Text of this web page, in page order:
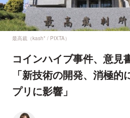
最高裁（kash* / PIXTA）
コインハイブ事件、意見
「新技術の開発、消極
プリに影響」